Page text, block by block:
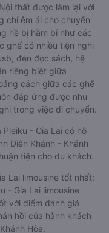
thất được làm lại với
chỉ êm ái cho chuyến
hề bị hầm bí như các
ghế có nhiều tiện nghi
đèn đọc sách, hệ
riêng biệt giữa
cách giữa các ghế
đáp ứng được nhu
trong việc di chuyển.
- Gia Lai có hỗ
Diên Khánh - Khánh
tiện cho du khách.
Lai limousine tốt nhất:
- Gia Lai limousine
với điểm đánh giá
hồi của hành khách
Hòa.